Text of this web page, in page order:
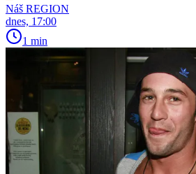
Náš REGION
dnes, 17:00
1 min